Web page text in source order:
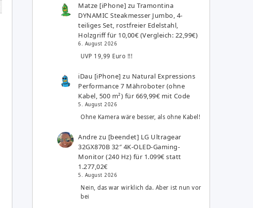
Matze [iPhone] zuTramontina
DYNAMIC Steakmesser Jumbo, 4-
teiliges Set, rostfreier Edelstahl,
Holzgriff für 10,00€ (Vergleich: 22,99€)
6. August 2026
UVP 19,99 Euro !!!
iDau [iPhone] zu Natural Expressions
Performance 7 Mähroboter (ohne
Kabel, 500 m²) für 669,99€ mit Code
5. August 2026
Ohne Kamera wäre besser, als ohne Kabel!
Andre zu [beendet] LG Ultragear
32GX870B 32″ 4K-OLED-Gaming-
Monitor (240 Hz) für 1.099€ statt
1.277,02€
5. August 2026
Nein, das war wirklich da. Aber ist nun vor
bei